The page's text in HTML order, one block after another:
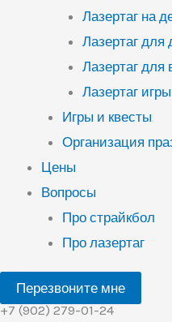
Лазертаг на
Лазертаг для
Лазертаг для
Лазертаг игры
Игры и квесты
Организация
Цены
Вопросы
Про страйкбол
Про лазертаг
Перезвоните мне
+7 (902) 279-01-24